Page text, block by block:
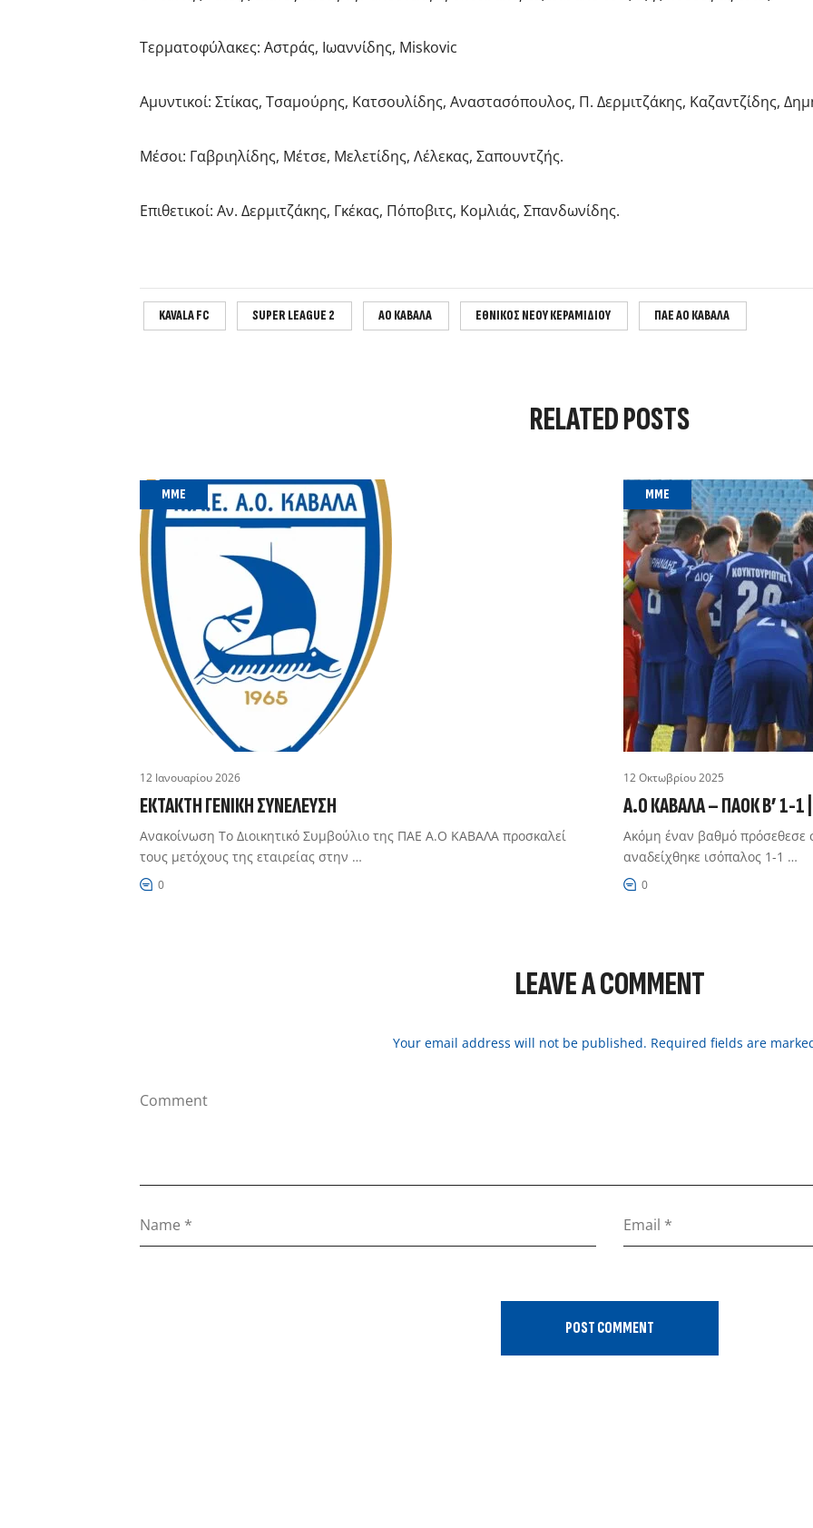
Τερματοφύλακες: Αστράς, Ιωαννίδης, Miskovic
Αμυντικοί: Στίκας, Τσαμούρης, Κατσουλίδης, Αναστασόπουλος, Π. Δερμιτζάκης, Καζαντζίδης,
Μέσοι: Γαβριηλίδης, Μέτσε, Μελετίδης, Λέλεκας, Σαπουντζής.
Επιθετικοί: Αν. Δερμιτζάκης, Γκέκας, Πόποβιτς, Κομλιάς, Σπανδωνίδης.
KAVALA FC SUPER LEAGUE 2 ΑΟ ΚΑΒΑΛΑ ΕΘΝΙΚΌΣ ΝΈΟΥ ΚΕΡΑΜΙΔΊΟΥ ΠΑΕ ΑΟ ΚΑΒΑΛΑ
RELATEDPOSTS
MME
12 Ιανουαρίου 2026
ΈΚΤΑΚΤΗ ΓΕΝΙΚΉ ΣΥΝΈΛΕΥΣΗ
Ανακοίνωση Το Διοικητικό Συμβούλιο της ΠΑΕ Α.Ο ΚΑΒΑΛΑ προσκαλεί
τους μετόχους της εταιρείας στην …
0
MME
12 Οκτωβρίου 2025
Α.Ο ΚΑΒΑΛΑ – ΠΑΟΚ Β’ 1-1 |
Ακόμη έναν βαθμό
αναδείχθηκε ισόπαλος 1-1 …
0
LEAVE A COMMENT
Your email address will not be published. Required fields are